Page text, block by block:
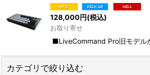
128,000円(税込)
お取り寄せ
■LiveCommand Pro旧モデル
カテゴリで絞り込む